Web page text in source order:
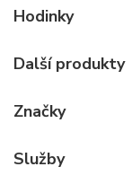
Hodinky
Dámské hodinky
Pilotní hodinky
Další produkty
Ostatní doplňky
Značky
Služby